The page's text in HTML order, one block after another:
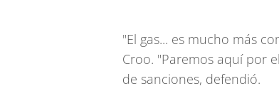
"El gas... es mucho más
Croo. "Paremos aquí por
de sanciones, defendió.